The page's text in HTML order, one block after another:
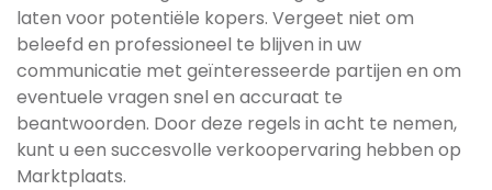
laten voor potentiële kopers. Vergeet niet om
beleefd en professioneel te blijven in uw
communicatie met geïnteresseerde partijen en om
eventuele vragen snel en accuraat te
beantwoorden. Door deze regels in acht te nemen,
kunt u een succesvolle verkoopervaring hebben op
Marktplaats.